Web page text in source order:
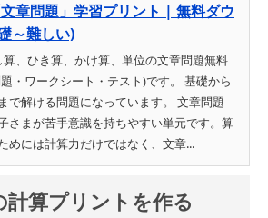
章問題」学習プリント | 無料ダウ
～難しい)
、ひき算、かけ算、単位の文章問題無料
・ワークシート・テスト)です。 基礎から
で解ける問題になっています。 文章問題
さまが苦手意識を持ちやすい単元です。算
めには計算力だけではなく、文章...
算プリントを作る